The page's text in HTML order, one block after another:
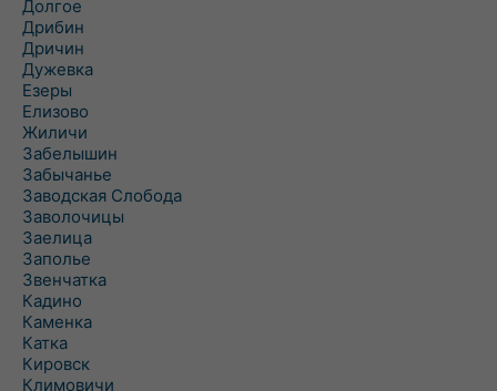
Долгое
Дрибин
Дричин
Дужевка
Езеры
Елизово
Жиличи
Забелышин
Забычанье
Заводская Слобода
Заволочицы
Заелица
Заполье
Звенчатка
Кадино
Каменка
Катка
Кировск
Климовичи